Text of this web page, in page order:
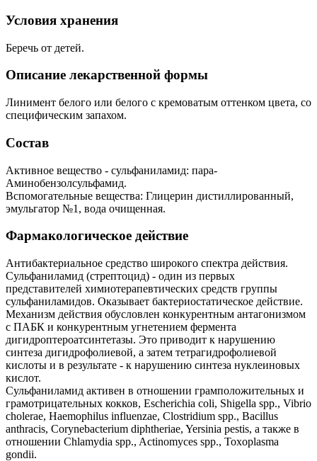
Условия хранения
Беречь от детей.
Описание лекарственной формы
Линимент белого или белого с кремоватым оттенком цвета, со
специфическим запахом.
Состав
Активное вещество - сульфаниламид: пара-
Аминобензолсульфамид.
Вспомогательные вещества: Глицерин дистиллированный,
эмульгатор №1, вода очищенная.
Фармакологическое действие
Антибактериальное средство широкого спектра действия.
Сульфаниламид (стрептоцид) - один из первых
представителей химиотерапевтических средств группы
сульфаниламидов. Оказывает бактериостатическое действие.
Механизм действия обусловлен конкурентным антагонизмом
с ПАБК и конкурентным угнетением фермента
дигидроптероатсинтетазы. Это приводит к нарушению
синтеза дигидрофолиевой, а затем тетрагидрофолиевой
кислоты и в результате - к нарушению синтеза нуклеиновых
кислот.
Сульфаниламид активен в отношении грамположительных и
грамотрицательных кокков, Escherichia coli, Shigella spp., Vibrio
cholerae, Haemophilus influenzae, Clostridium spp., Bacillus
anthracis, Corynebacterium diphtheriae, Yersinia pestis, а также в
отношении Chlamydia spp., Actinomyces spp., Toxoplasma
gondii.